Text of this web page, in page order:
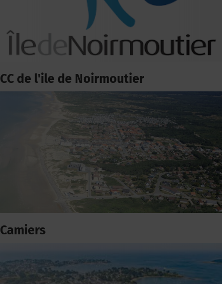
CC de l'ile de Noirmoutier
Camiers